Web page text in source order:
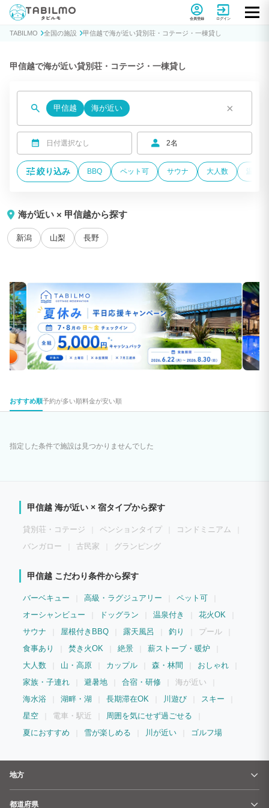
貸別荘コテージ・一棟貸し宿泊予約サイトTABILMO(タビルモ)
会員登録 ログイン
TABILMO 全国の施設 甲信越で海が近い貸別荘・コテージ・一棟貸し
甲信越で海が近い貸別荘・コテージ・一棟貸し
甲信越 海が近い ×
日付選択なし 2名
絞り込み BBQ ペット可 サウナ 大人数 温泉
海が近い × 甲信越から探す
新潟 山梨 長野
おすすめ順予約が多い順料金が安い順
指定した条件で施設は見つかりませんでした
甲信越 海が近い × 宿タイプから探す
貸別荘・コテージ ペンションタイプ
コンドミニアム
バンガロー
古民家 グランピング
甲信越 こだわり条件から探す
バーベキュー 高級・ラグジュアリー
ペット可
オーシャンビュー
ドッグラン 温泉付き
花火OK
サウナ
屋根付きBBQ 露天風呂 釣り
プール
食事あり
焚き火OK 絶景
薪ストーブ・暖炉
大人数
山・高原 カップル 森・林間
おしゃれ
家族・子連れ
避暑地 合宿・研修
海が近い
海水浴
湖畔・湖 長期滞在OK 川遊び
スキー
星空
電車・駅近
周囲を気にせず過ごせる
夏におすすめ
雪が楽しめる 川が近い ゴルフ場
地方
都道府県